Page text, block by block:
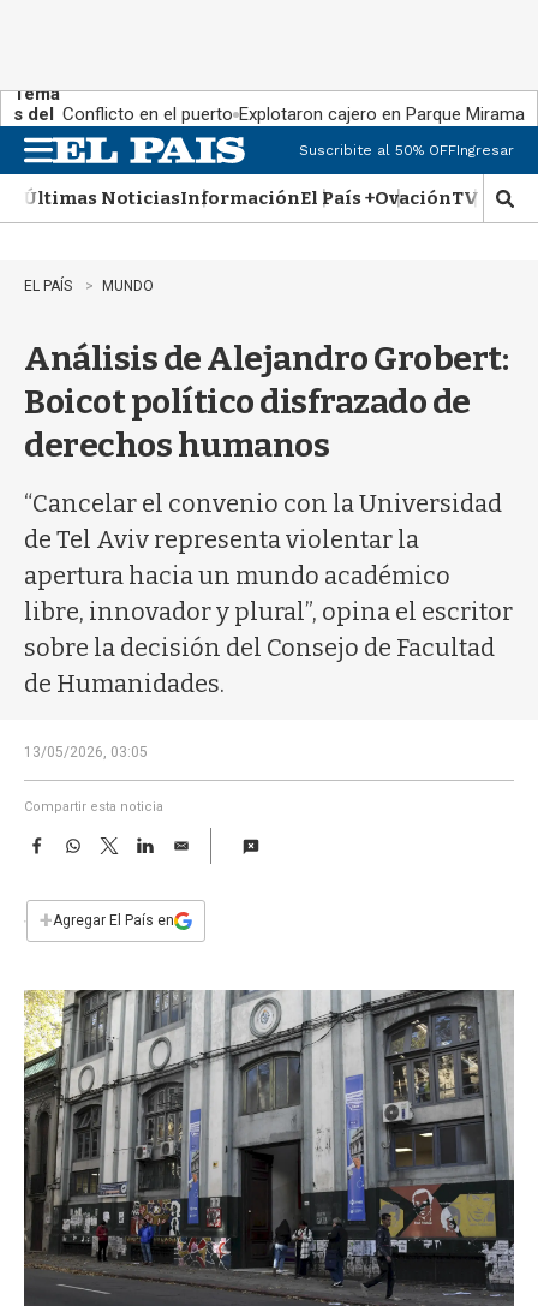
Tema
s del
día:
Conflicto en el puerto Explotaron cajero en Parque Miramar
n
u
Suscribite al 50% OFFIngresar
Últimas NoticiasInformaciónEl País +OvaciónTV Show
M
o
r
b
EL PAÍS MUNDO
Análisis de Alejandro Grobert:
Boicot político disfrazado de
derechos humanos
“Cancelar el convenio con la Universidad
de Tel Aviv representa violentar la
apertura hacia un mundo académico
libre, innovador y plural”, opina el escritor
sobre la decisión del Consejo de Facultad
de Humanidades.
13/05/2026, 03:05
Compartir esta noticia
F
e
b
k
W
s
p
T
w
t
L
n
E
i
l
+Agregar El País en